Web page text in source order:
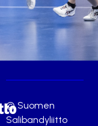
© Suomen
Salibandyliitto